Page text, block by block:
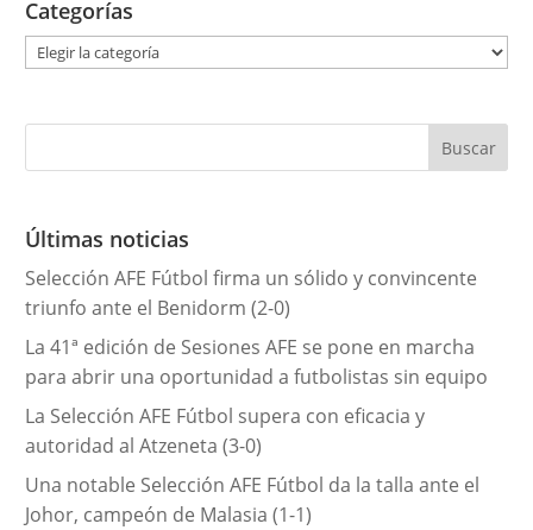
Categorías
a
g
r
a
s
Últimas noticias
Selección AFE Fútbol firma un sólido y convincente
triunfo ante el Benidorm (2-0)
La 41ª edición de Sesiones AFE se pone en marcha
para abrir una oportunidad a futbolistas sin equipo
La Selección AFE Fútbol supera con eficacia y
autoridad al Atzeneta (3-0)
Una notable Selección AFE Fútbol da la talla ante el
Johor, campeón de Malasia (1-1)